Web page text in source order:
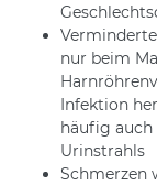
nur beim
Infektion
häufig auch
Urinstrahls
Schmerzen